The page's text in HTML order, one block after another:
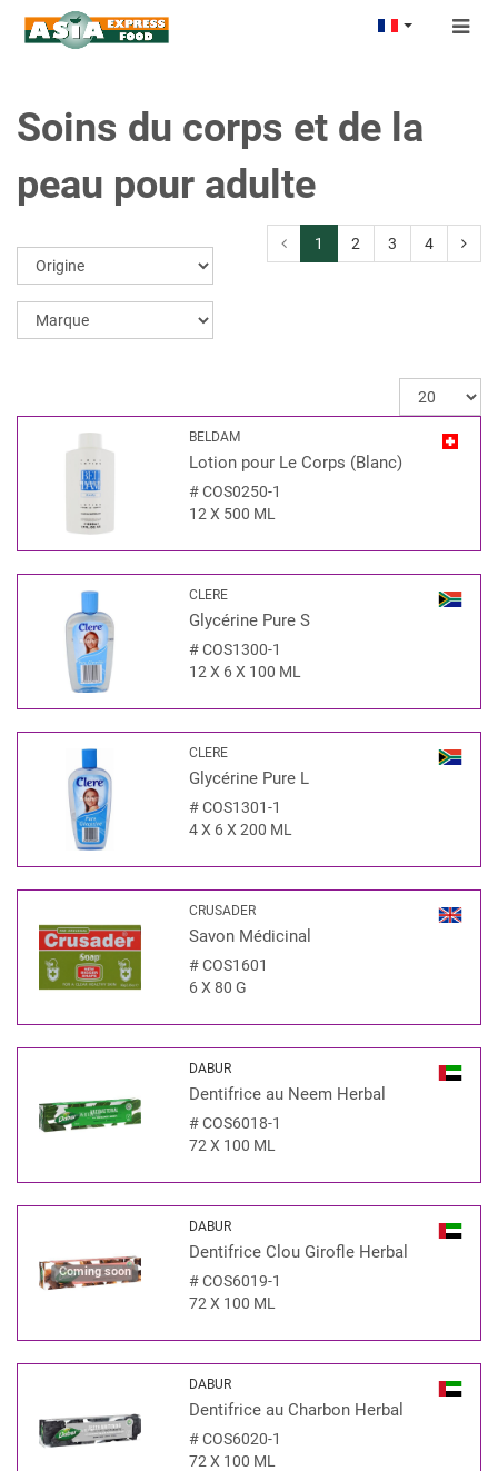
Soins du corps et de la
peau pour adulte
1 2 3 4
BELDAM
Lotion pour Le Corps (Blanc)
#COS0250-1
12 X 500 ML
CLERE
Glycérine Pure S
#COS1300-1
12 X 6 X 100 ML
CLERE
Glycérine Pure L
#COS1301-1
4 X 6 X 200 ML
CRUSADER
Savon Médicinal
#COS1601
6 X 80 G
DABUR
Dentifrice au Neem Herbal
#COS6018-1
72 X 100 ML
Coming soon
DABUR
Dentifrice Clou Girofle Herbal
#COS6019-1
72 X 100 ML
DABUR
Dentifrice au Charbon Herbal
#COS6020-1
72 X 100 ML